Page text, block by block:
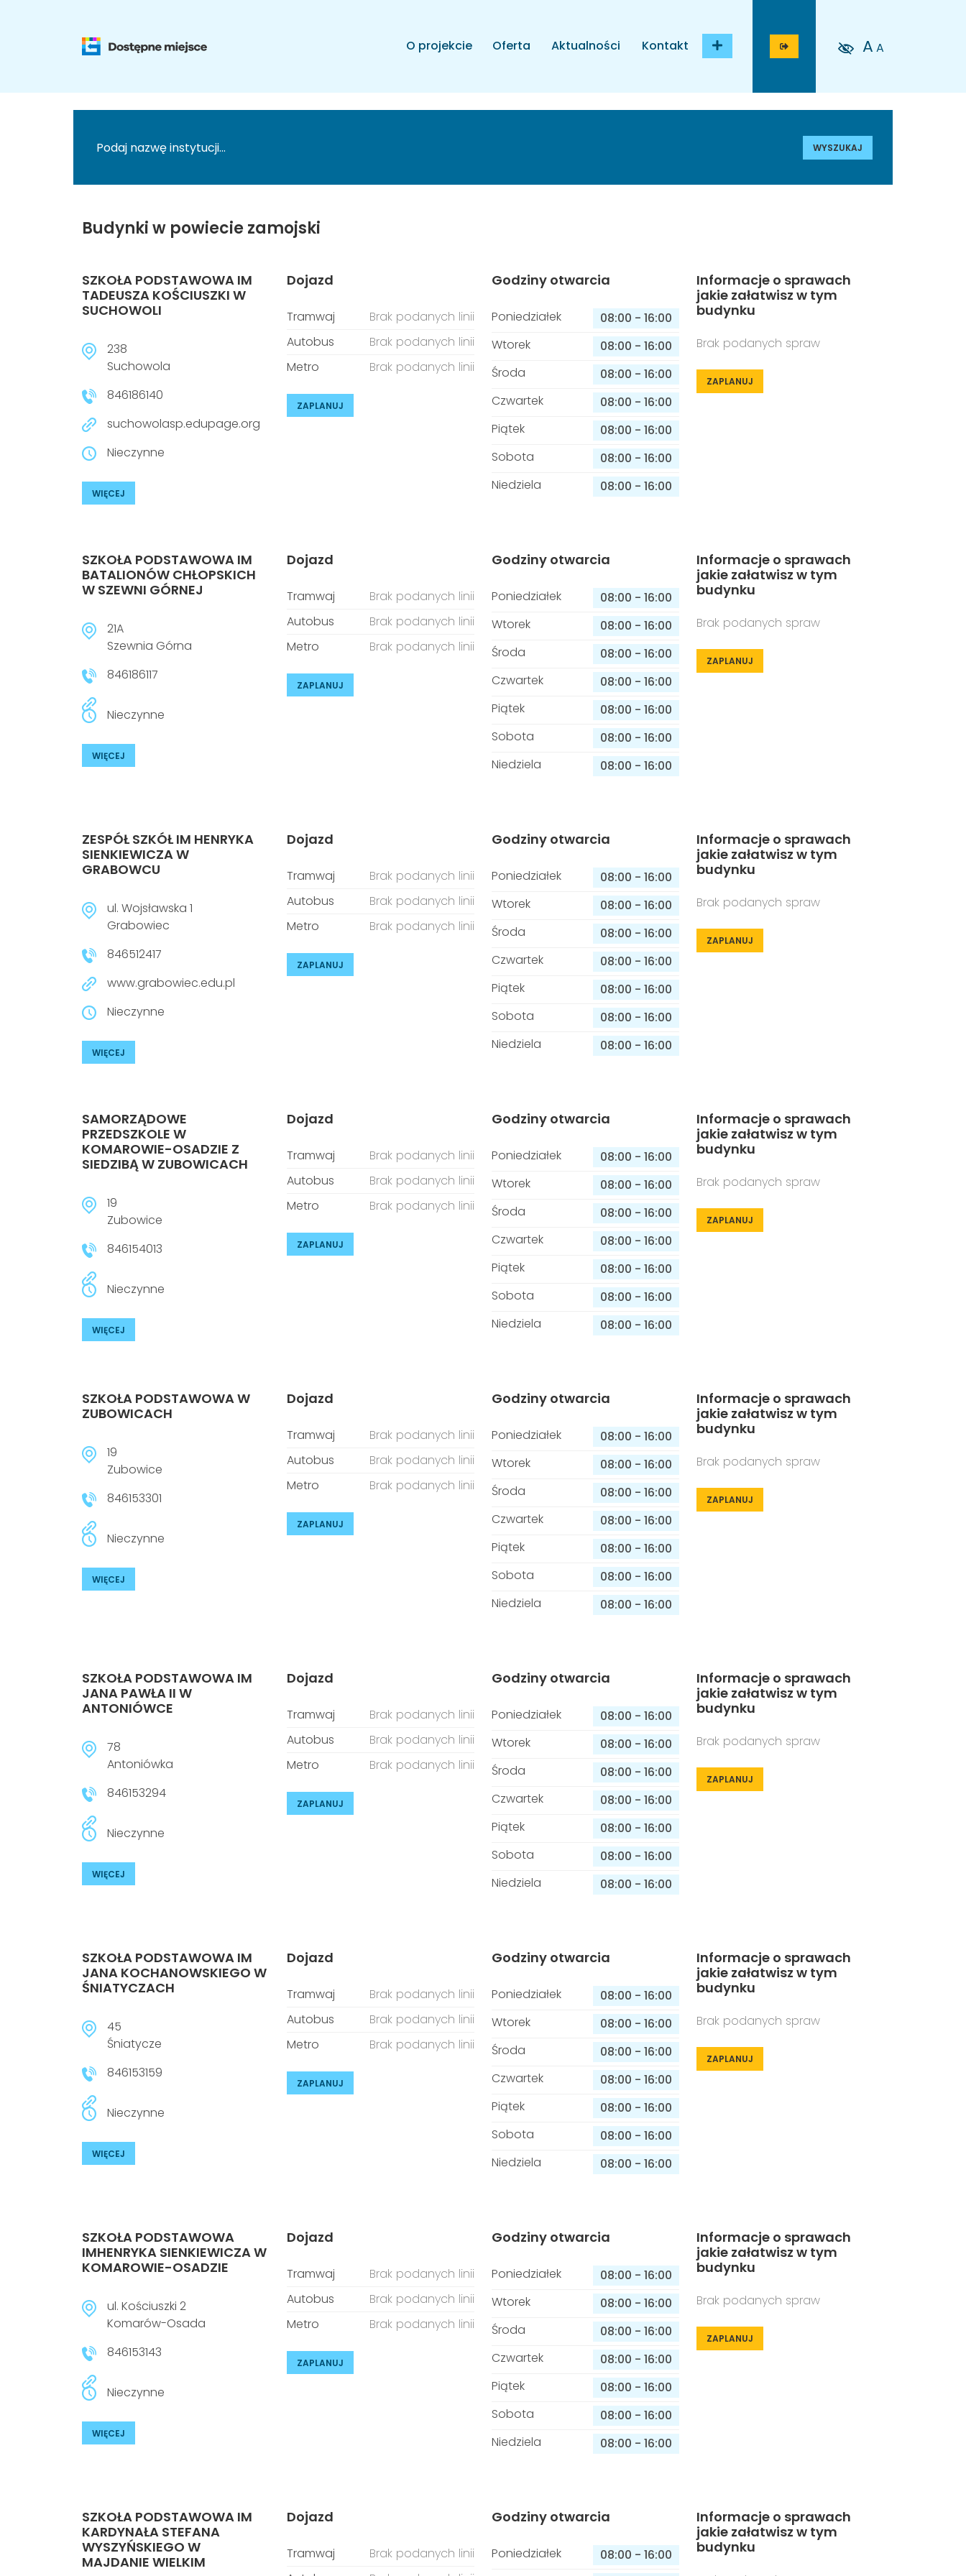
O projekcie Oferta Aktualności Kontakt A A
WYSZUKAJ
Budynki w powiecie zamojski
SZKOŁA PODSTAWOWA IM
TADEUSZA KOŚCIUSZKI W
SUCHOWOLI
238
Suchowola
846186140
suchowolasp.edupage.org
Nieczynne
WIĘCEJ
Dojazd
Tramwaj
Brak podanych linii
Autobus
Brak podanych linii
Metro
Brak podanych linii
ZAPLANUJ
Godziny otwarcia
Poniedziałek 08:00 - 16:00
Wtorek
08:00 - 16:00
Środa
08:00 - 16:00
Czwartek
08:00 - 16:00
Piątek
08:00 - 16:00
Sobota
08:00 - 16:00
Niedziela
08:00 - 16:00
Informacje o sprawach
jakie załatwisz w tym
budynku
Brak podanych spraw
ZAPLANUJ
SZKOŁA PODSTAWOWA IM
BATALIONÓW CHŁOPSKICH
W SZEWNI GÓRNEJ
21A
Szewnia Górna
846186117
Nieczynne
WIĘCEJ
Dojazd
Tramwaj
Brak podanych linii
Autobus
Brak podanych linii
Metro
Brak podanych linii
ZAPLANUJ
Godziny otwarcia
Poniedziałek 08:00 - 16:00
Wtorek
08:00 - 16:00
Środa
08:00 - 16:00
Czwartek
08:00 - 16:00
Piątek
08:00 - 16:00
Sobota
08:00 - 16:00
Niedziela
08:00 - 16:00
Informacje o sprawach
jakie załatwisz w tym
budynku
Brak podanych spraw
ZAPLANUJ
ZESPÓŁ SZKÓŁ IM HENRYKA
SIENKIEWICZA W
GRABOWCU
ul. Wojsławska 1
Grabowiec
846512417
www.grabowiec.edu.pl
Nieczynne
WIĘCEJ
Dojazd
Tramwaj
Brak podanych linii
Autobus
Brak podanych linii
Metro
Brak podanych linii
ZAPLANUJ
Godziny otwarcia
Poniedziałek 08:00 - 16:00
Wtorek
08:00 - 16:00
Środa
08:00 - 16:00
Czwartek
08:00 - 16:00
Piątek
08:00 - 16:00
Sobota
08:00 - 16:00
Niedziela
08:00 - 16:00
Informacje o sprawach
jakie załatwisz w tym
budynku
Brak podanych spraw
ZAPLANUJ
SAMORZĄDOWE
PRZEDSZKOLE W
KOMAROWIE-OSADZIE Z
SIEDZIBĄ W ZUBOWICACH
19
Zubowice
846154013
Nieczynne
WIĘCEJ
Dojazd
Tramwaj
Brak podanych linii
Autobus
Brak podanych linii
Metro
Brak podanych linii
ZAPLANUJ
Godziny otwarcia
Poniedziałek 08:00 - 16:00
Wtorek
08:00 - 16:00
Środa
08:00 - 16:00
Czwartek
08:00 - 16:00
Piątek
08:00 - 16:00
Sobota
08:00 - 16:00
Niedziela
08:00 - 16:00
Informacje o sprawach
jakie załatwisz w tym
budynku
Brak podanych spraw
ZAPLANUJ
SZKOŁA PODSTAWOWA W
ZUBOWICACH
19
Zubowice
846153301
Nieczynne
WIĘCEJ
Dojazd
Tramwaj
Brak podanych linii
Autobus
Brak podanych linii
Metro
Brak podanych linii
ZAPLANUJ
Godziny otwarcia
Poniedziałek 08:00 - 16:00
Wtorek
08:00 - 16:00
Środa
08:00 - 16:00
Czwartek
08:00 - 16:00
Piątek
08:00 - 16:00
Sobota
08:00 - 16:00
Niedziela
08:00 - 16:00
Informacje o sprawach
jakie załatwisz w tym
budynku
Brak podanych spraw
ZAPLANUJ
SZKOŁA PODSTAWOWA IM
JANA PAWŁA II W
ANTONIÓWCE
78
Antoniówka
846153294
Nieczynne
WIĘCEJ
Dojazd
Tramwaj
Brak podanych linii
Autobus
Brak podanych linii
Metro
Brak podanych linii
ZAPLANUJ
Godziny otwarcia
Poniedziałek 08:00 - 16:00
Wtorek
08:00 - 16:00
Środa
08:00 - 16:00
Czwartek
08:00 - 16:00
Piątek
08:00 - 16:00
Sobota
08:00 - 16:00
Niedziela
08:00 - 16:00
Informacje o sprawach
jakie załatwisz w tym
budynku
Brak podanych spraw
ZAPLANUJ
SZKOŁA PODSTAWOWA IM
JANA KOCHANOWSKIEGO W
ŚNIATYCZACH
45
Śniatycze
846153159
Nieczynne
WIĘCEJ
Dojazd
Tramwaj
Brak podanych linii
Autobus
Brak podanych linii
Metro
Brak podanych linii
ZAPLANUJ
Godziny otwarcia
Poniedziałek 08:00 - 16:00
Wtorek
08:00 - 16:00
Środa
08:00 - 16:00
Czwartek
08:00 - 16:00
Piątek
08:00 - 16:00
Sobota
08:00 - 16:00
Niedziela
08:00 - 16:00
Informacje o sprawach
jakie załatwisz w tym
budynku
Brak podanych spraw
ZAPLANUJ
SZKOŁA PODSTAWOWA
IMHENRYKA SIENKIEWICZA W
KOMAROWIE-OSADZIE
ul. Kościuszki 2
Komarów-Osada
846153143
Nieczynne
WIĘCEJ
Dojazd
Tramwaj
Brak podanych linii
Autobus
Brak podanych linii
Metro
Brak podanych linii
ZAPLANUJ
Godziny otwarcia
Poniedziałek 08:00 - 16:00
Wtorek
08:00 - 16:00
Środa
08:00 - 16:00
Czwartek
08:00 - 16:00
Piątek
08:00 - 16:00
Sobota
08:00 - 16:00
Niedziela
08:00 - 16:00
Informacje o sprawach
jakie załatwisz w tym
budynku
Brak podanych spraw
ZAPLANUJ
SZKOŁA PODSTAWOWA IM
KARDYNAŁA STEFANA
WYSZYŃSKIEGO W
MAJDANIE WIELKIM
Dojazd
Tramwaj
Brak podanych linii
Godziny otwarcia
Poniedziałek 08:00 - 16:00
Informacje o sprawach
jakie załatwisz w tym
budynku